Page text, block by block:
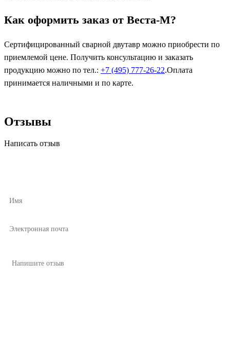
Как оформить заказ от Веста-М?
Сертифицированный сварной двутавр можно приобрести по
приемлемой цене. Получить консультацию и заказать
продукцию можно по тел.: +7 (495) 777-26-22.Оплата
принимается наличными и по карте.
Отзывы
Написать отзыв